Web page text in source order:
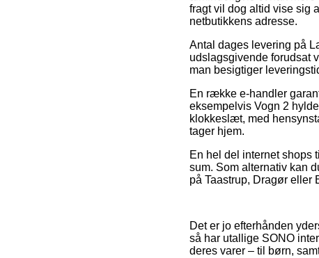
fragt vil dog altid vise sig
netbutikkens adresse.
Antal dages levering på
udslagsgivende forudsat
man besigtiger
En række e-handler
eksempelvis Vogn 2
klokkeslæt, med
tager hjem.
En hel del internet shops
sum. Som alternativ kan
på Taastrup, Dragør eller
Det er jo efterhånden
så har utallige SONO
deres varer – til børn,